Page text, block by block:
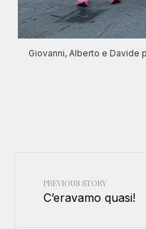
Giovanni, Alberto e Davide
PREVIOUS STORY
C’eravamo quasi!